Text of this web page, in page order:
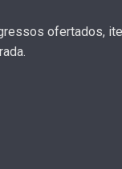
ofertados,